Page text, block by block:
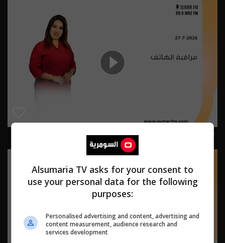
مراقبة الهاتف 27-7-2026 | 2026
Alsumaria TV asks for your consent to
use your personal data for the following
purposes:
Personalised advertising and content, advertising and
content measurement, audience research and
services development